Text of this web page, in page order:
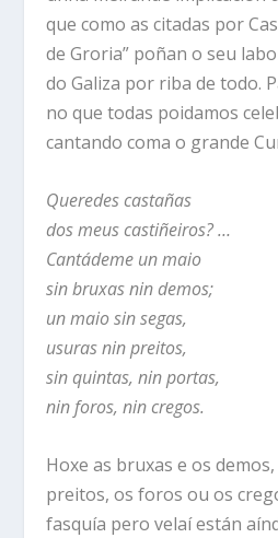
que como as citadas por
de Groria” poñan o seu
do Galiza por riba de todo.
no que todas poidamos
cantando coma o grande
Queredes castañas
dos meus castiñeiros? …
Cantádeme un maio
sin bruxas nin demos;
un maio sin segas,
usuras nin preitos,
sin quintas, nin portas,
nin foros, nin cregos.
Hoxe as bruxas e os
preitos, os foros ou os
fasquía pero velaí están